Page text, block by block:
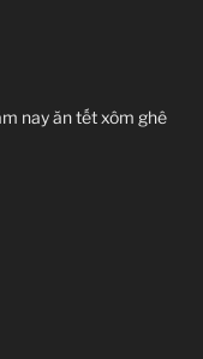
nay ăn tết xôm ghê